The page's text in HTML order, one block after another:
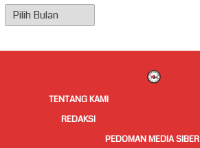
Arsip
Berita
TENTANG KAMI
REDAKSI
PEDOMAN MEDIA SIBER